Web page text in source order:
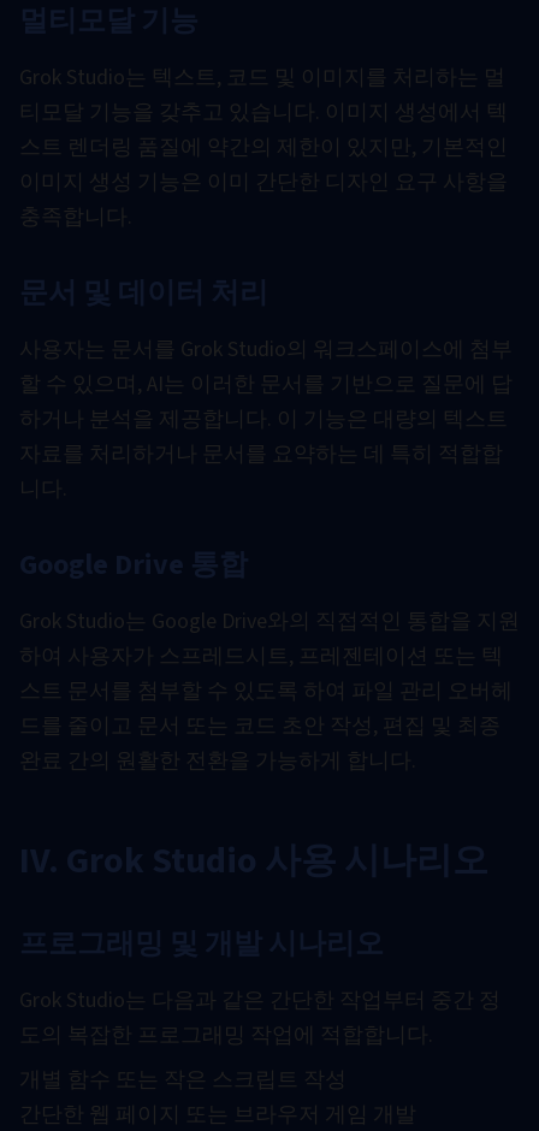
멀티모달 기능
Grok Studio는 텍스트, 코드 및 이미지를 처리하는 멀
티모달 기능을 갖추고 있습니다. 이미지 생성에서 텍
스트 렌더링 품질에 약간의 제한이 있지만, 기본적인
이미지 생성 기능은 이미 간단한 디자인 요구 사항을
충족합니다.
문서 및 데이터 처리
사용자는 문서를 Grok Studio의 워크스페이스에 첨부
할 수 있으며, AI는 이러한 문서를 기반으로 질문에 답
하거나 분석을 제공합니다. 이 기능은 대량의 텍스트
자료를 처리하거나 문서를 요약하는 데 특히 적합합
니다.
Google Drive 통합
Grok Studio는 Google Drive와의 직접적인 통합을 지원
하여 사용자가 스프레드시트, 프레젠테이션 또는 텍
스트 문서를 첨부할 수 있도록 하여 파일 관리 오버헤
드를 줄이고 문서 또는 코드 초안 작성, 편집 및 최종
완료 간의 원활한 전환을 가능하게 합니다.
IV. Grok Studio 사용 시나리오
프로그래밍 및 개발 시나리오
Grok Studio는 다음과 같은 간단한 작업부터 중간 정
도의 복잡한 프로그래밍 작업에 적합합니다.
개별 함수 또는 작은 스크립트 작성
간단한 웹 페이지 또는 브라우저 게임 개발